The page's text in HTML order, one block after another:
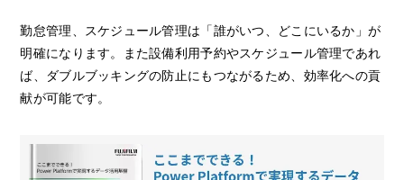
勤怠管理、スケジュール管理は「誰がいつ、どこにいるか」が
明確になります。また設備利用予約やスケジュール管理であれ
ば、ダブルブッキングの防止にもつながるため、効率化への貢
献が可能です。